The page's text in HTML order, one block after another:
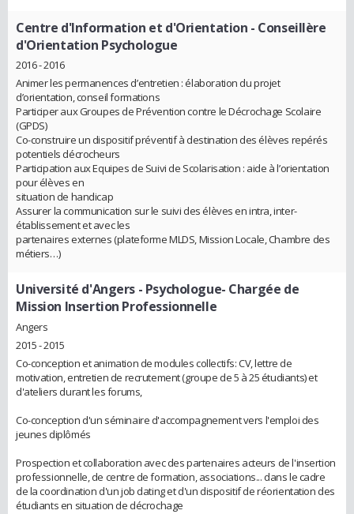
Centre d'Information et d'Orientation - Conseillère
d'Orientation Psychologue
2016 - 2016
Animer les permanences d’entretien : élaboration du projet
d’orientation, conseil formations
Participer aux Groupes de Prévention contre le Décrochage Scolaire
(GPDS)
Co-construire un dispositif préventif à destination des élèves repérés
potentiels décrocheurs
Participation aux Equipes de Suivi de Scolarisation : aide à l’orientation
pour élèves en
situation de handicap
Assurer la communication sur le suivi des élèves en intra, inter-
établissement et avec les
partenaires externes (plateforme MLDS, Mission Locale, Chambre des
métiers…)
Université d'Angers - Psychologue- Chargée de
Mission Insertion Professionnelle
Angers
2015 - 2015
Co-conception et animation de modules collectifs: CV, lettre de
motivation, entretien de recrutement (groupe de 5 à 25 étudiants) et
d'ateliers durant les forums,
Co-conception d'un séminaire d'accompagnement vers l'emploi des
jeunes diplômés
Prospection et collaboration avec des partenaires acteurs de l'insertion
professionnelle, de centre de formation, associations... dans le cadre
de la coordination d'un job dating et d'un dispositif de réorientation des
étudiants en situation de décrochage